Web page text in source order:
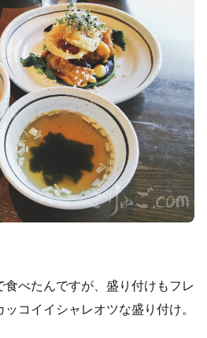
べたんですが、盛り付けもフレ
コイイシャレオツな盛り付け。